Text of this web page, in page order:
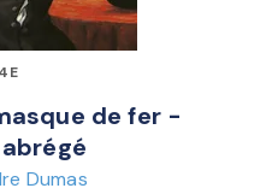
4E
de fer -
Dumas